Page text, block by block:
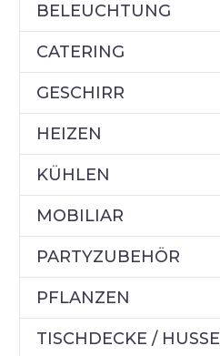
BELEUCHTUNG
CATERING
GESCHIRR
HEIZEN
KÜHLEN
MOBILIAR
PARTYZUBEHÖR
PFLANZEN
TISCHDECKE / HUSSE